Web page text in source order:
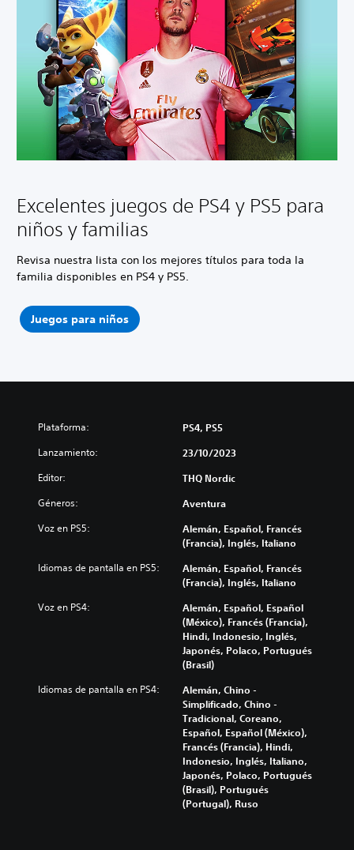
Excelentes juegos de PS4 y PS5 para
niños y familias
Revisa nuestra lista con los mejores títulos para toda la
familia disponibles en PS4 y PS5.
Juegos para niños
Plataforma: PS4, PS5
Lanzamiento: 23/10/2023
Editor: THQ Nordic
Géneros: Aventura
Voz en PS5:
Alemán, Español, Francés
(Francia), Inglés, Italiano
Idiomas de pantalla en PS5:
Alemán, Español, Francés
(Francia), Inglés, Italiano
Voz en PS4:
Alemán, Español, Español
(México), Francés (Francia),
Hindi, Indonesio, Inglés,
Japonés, Polaco, Portugués
(Brasil)
Idiomas de pantalla en PS4:
Alemán, Chino -
Simplificado, Chino -
Tradicional, Coreano,
Español, Español (México),
Francés (Francia), Hindi,
Indonesio, Inglés, Italiano,
Japonés, Polaco, Portugués
(Brasil), Portugués
(Portugal), Ruso